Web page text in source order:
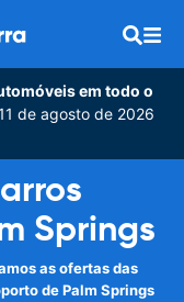
em todo o
de agosto de 2026
Springs
as ofertas das
de Palm Springs